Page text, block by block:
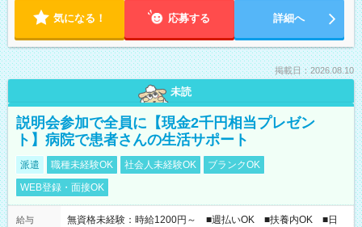
気になる！ 応募する 詳細へ
掲載日：2026.08.10
未読
説明会参加で全員に【現金2千円相当プレゼン
ト】病院で患者さんの生活サポート
派遣 職種未経験OK 社会人未経験OK
ブランクOK
WEB登録・面接OK
給与
無資格未経験：時給1200円～ ■週払いOK ■扶養内OK ■日